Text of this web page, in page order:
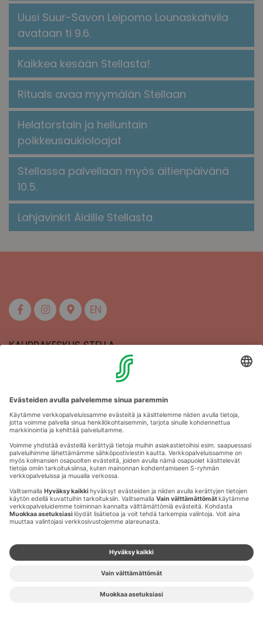
Uusi Suur-Savon Leipomo Lounaskahvila
avataan ti 9.6.
Kaikkea kesään Stellasta!
​​Rituals avaa myymälän Stellaan​
Helatorstain ja helluntain
poikkeusaukioloajat
Stellassa palvellaan myös äitienpäivänä
10.5.
Lahjavinkit Äidille Stellasta
EN
KAUPPAKESKUS STELLA
Aukioloajat
Anna palautetta
Kartat
Stellan esittely
Tapahtumajärjestäjille
Toriparkki
Vuokrattavat liikehuoneistot
Yhteystiedot